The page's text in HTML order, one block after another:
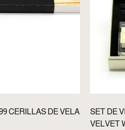
CERILLAS DE VELA
SET DE
VELVET